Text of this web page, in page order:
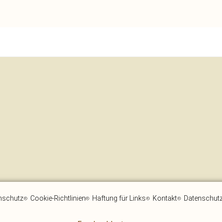
Cookie-Richtlinien Haftung für Links Kontakt